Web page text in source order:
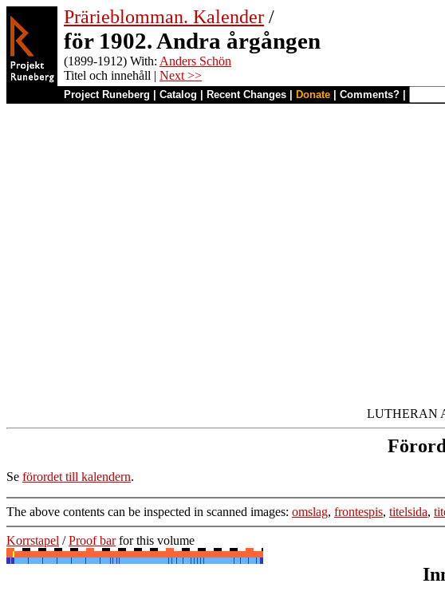
Prärieblomman. Kalender /
för 1902. Andra årgången
(1899-1912) With: Anders Schön
Titel och innehåll | Next >>
Project Runeberg Catalog Recent Changes Donate Comments?
Se förordet till kalendern.
The above contents can be inspected in scanned images: omslag, frontespis, titelsida,
Korrstapel /Proof barfor this volume